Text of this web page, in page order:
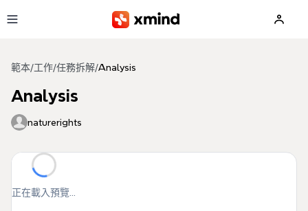
範本/工作/任務拆解/Analysis
Analysis
naturerights
正在載入預覽...